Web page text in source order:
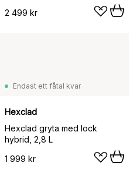
2 499 kr
Endast ett fåtal kvar
Hexclad
Hexclad gryta med lock
hybrid, 2,8 L
1 999 kr